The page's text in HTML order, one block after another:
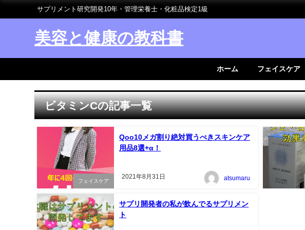
サプリメント研究開発10年・管理栄養士・化粧品検定1級
美容と健康の教科書
ホーム フェイスケア
ビタミンCの記事一覧
フェイスケア
Qoo10メガ割り絶対買うべきスキンケア
用品8選+α！
2021年8月31日 atsumaru
サプリ開発者の私が飲んでるサプリメン
ト